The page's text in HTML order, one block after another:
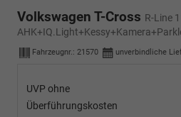
Volkswagen T-Cross R-Line
Fahrzeugnr.: 21570 unverbindliche
UVP ohne
Überführungskosten